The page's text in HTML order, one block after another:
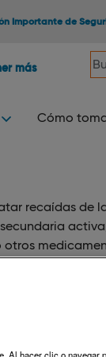
Importante de
más
Cómo
recaídas de
otros
y, por lo tanto,